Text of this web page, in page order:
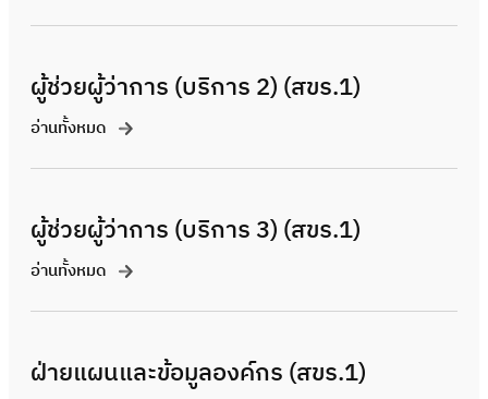
ผู้ช่วยผู้ว่าการ (บริการ 2) (สขร.1)
อ่านทั้งหมด
ผู้ช่วยผู้ว่าการ (บริการ 3) (สขร.1)
อ่านทั้งหมด
ฝ่ายแผนและข้อมูลองค์กร (สขร.1)